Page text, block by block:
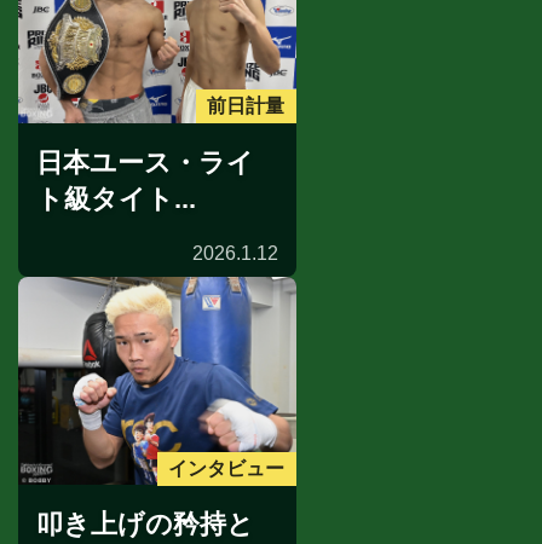
前日計量
日本ユース・ライ
ト級タイト...
2026.1.12
インタビュー
叩き上げの矜持と